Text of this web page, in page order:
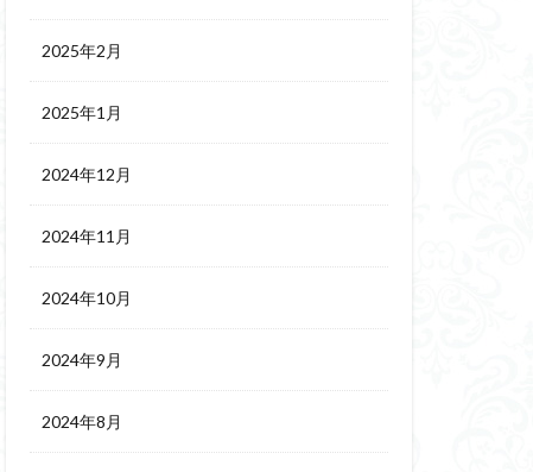
2025年2月
2025年1月
2024年12月
2024年11月
2024年10月
2024年9月
2024年8月